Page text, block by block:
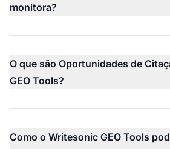
monitora?
O que são Oportunidades de
GEO Tools?
Como o Writesonic GEO Tools